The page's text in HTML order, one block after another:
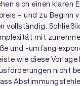
sich einen klaren
– und zu Beginn
vollständig.
mit
und -umfang
wie diese Vorlage
nicht